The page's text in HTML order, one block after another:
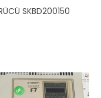
SKBD200150